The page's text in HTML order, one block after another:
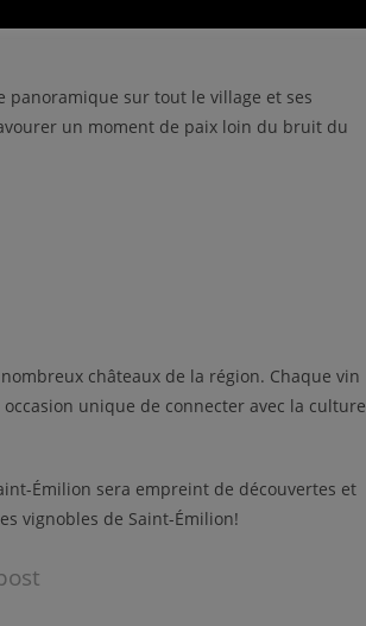
millénaires et des légendes captivantes qui
panoramique sur tout le village et ses
un moment de paix loin du bruit du
châteaux de la région. Chaque vin
unique de connecter avec la culture
Émilion sera empreint de découvertes et
vignobles de Saint-Émilion!